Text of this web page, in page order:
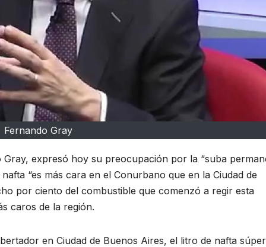
Fernando Gray
expresó hoy su preocupación por la “suba
“es más cara en el Conurbano que en la Ciudad de
por ciento del combustible que comenzó a regir esta
caros de la región.
en Ciudad de Buenos Aires, el litro de nafta